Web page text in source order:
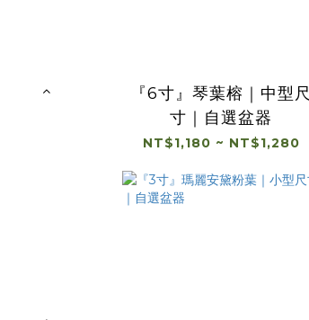
『6寸』琴葉榕｜中型尺
寸｜自選盆器
NT$1,180 ~ NT$1,280